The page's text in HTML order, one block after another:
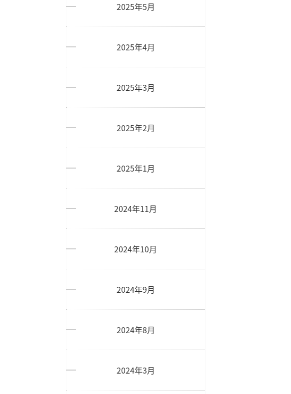
2025年5月
2025年4月
2025年3月
2025年2月
2025年1月
2024年11月
2024年10月
2024年9月
2024年8月
2024年3月